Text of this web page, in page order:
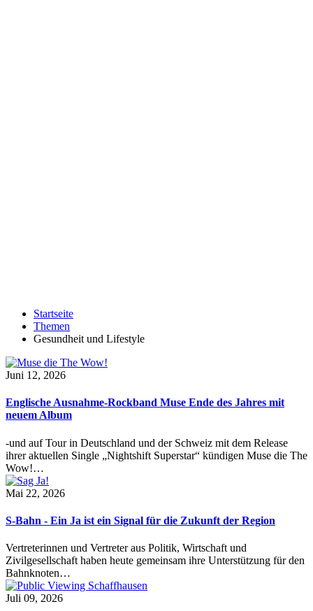
Startseite
Themen
Gesundheit und Lifestyle
Juni 12, 2026
Englische Ausnahme-Rockband Muse Ende des Jahres mit
neuem Album
-und auf Tour in Deutschland und der Schweiz mit dem Release
ihrer aktuellen Single „Nightshift Superstar“ kündigen Muse die The
Wow!…
Mai 22, 2026
S-Bahn - Ein Ja ist ein Signal für die Zukunft der Region
Vertreterinnen und Vertreter aus Politik, Wirtschaft und
Zivilgesellschaft haben heute gemeinsam ihre Unterstützung für den
Bahnknoten…
Juli 09, 2026